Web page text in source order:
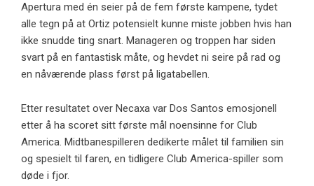
Apertura med én seier på de fem første kampene, tydet
alle tegn på at Ortiz potensielt kunne miste jobben hvis han
ikke snudde ting snart. Manageren og troppen har siden
svart på en fantastisk måte, og hevdet ni seire på rad og
en nåværende plass først på ligatabellen.
Etter resultatet over Necaxa var Dos Santos emosjonell
etter å ha scoret sitt første mål noensinne for Club
America. Midtbanespilleren dedikerte målet til familien sin
og spesielt til faren, en tidligere Club America-spiller som
døde i fjor.